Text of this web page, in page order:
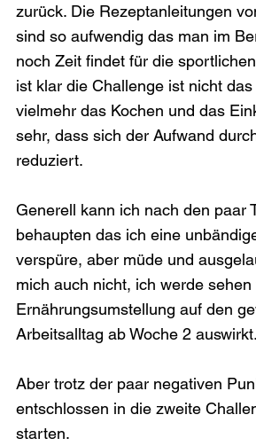
zurück. Die Rezeptanleitungen
sind so aufwendig das man im
noch Zeit findet für die
ist klar die Challenge ist nicht
vielmehr das Kochen und das
sehr, dass sich der Aufwand
reduziert.
Generell kann ich nach den paar
behaupten das ich eine
verspüre, aber müde und
mich auch nicht, ich werde
Ernährungsumstellung auf den
Arbeitsalltag ab Woche 2 auswirkt.
Aber trotz der paar negativen
entschlossen in die zweite
starten.